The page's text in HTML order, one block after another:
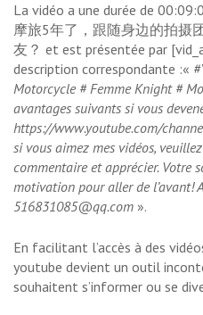
La vidéo a une durée de
摩旅5年了，跟随身边的拍摄
友？ et est présentée par
description correspondante :«
Motorcycle # Femme Knight #
avantages suivants si vous
https://www.youtube.com/
si vous aimez mes vidéos,
commentaire et apprécier. Votre
motivation pour aller de l’avant!
516831085@qq.com ».
En facilitant l’accès à des
youtube devient un outil
souhaitent s’informer ou se